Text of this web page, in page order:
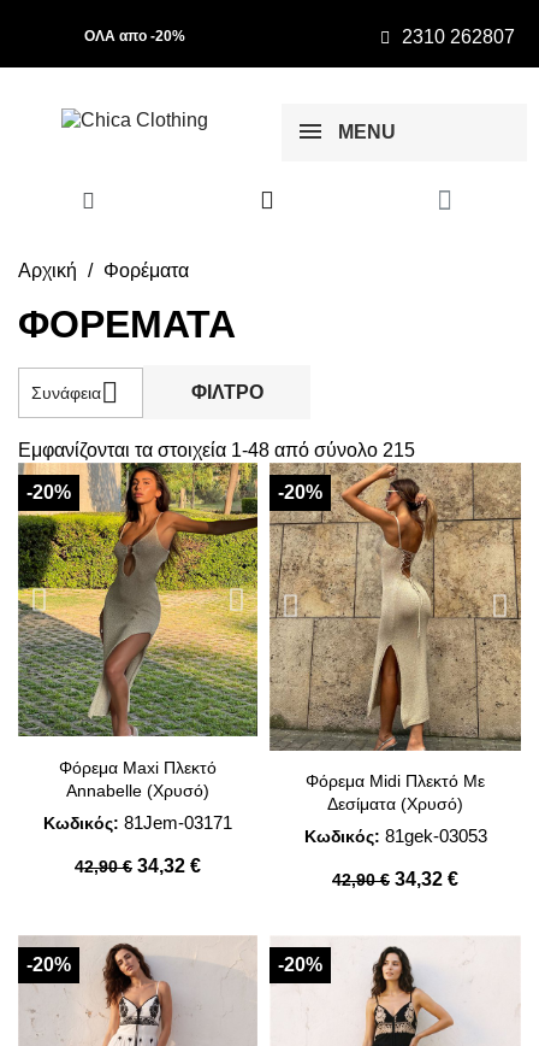
ΟΛΑ απο -20% 2310 262807
MENU
Αρχική Φορέματα
ΦΟΡΈΜΑΤΑ
Συνάφεια ΦΊΛΤΡΟ
Εμφανίζονται τα στοιχεία 1-48 από σύνολο 215
Φόρεμα Maxi Πλεκτό
Annabelle (Χρυσό)
Κωδικός: 81Jem-03171
42,90 € 34,32 €
-20%
Φόρεμα Midi Πλεκτό Με
Δεσίματα (Χρυσό)
Κωδικός: 81gek-03053
42,90 € 34,32 €
-20%
-20% -20%